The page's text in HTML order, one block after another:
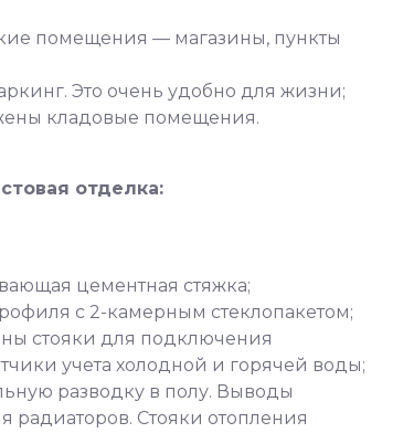
помещения — магазины, пункты
Это очень удобно для жизни;
кладовые помещения.
отделка:
цементная стяжка;
с 2-камерным стеклопакетом;
стояки для подключения
учета холодной и горячей воды;
разводку в полу. Выводы
радиаторов. Стояки отопления